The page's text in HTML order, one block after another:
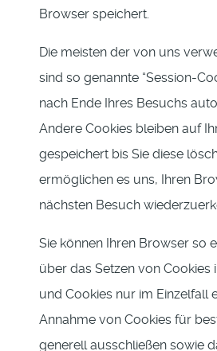
Browser speichert.
Die meisten der von uns
sind so genannte “Session-
nach Ende Ihres Besuchs
Andere Cookies bleiben auf
gespeichert bis Sie diese
ermöglichen es uns, Ihren
nächsten Besuch
Sie können Ihren Browser so
über das Setzen von
und Cookies nur im Einzelfall
Annahme von Cookies für
generell ausschließen sowie